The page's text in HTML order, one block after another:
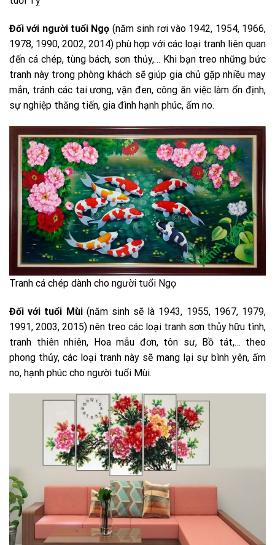
Đối với người tuổi Ngọ (năm sinh rơi vào 1942, 1954, 1966,
1978, 1990, 2002, 2014) phù hợp với các loại tranh liên quan
đến cá chép, tùng bách, sơn thủy,… Khi bạn treo những bức
tranh này trong phòng khách sẽ giúp gia chủ gặp nhiều may
mắn, tránh các tai ương, vận đen, công ăn việc làm ổn định,
sự nghiệp thăng tiến, gia đình hạnh phúc, ấm no.
Tranh cá chép dành cho người tuổi Ngọ
Đối với tuổi Mùi(năm sinh sẽ là 1943, 1955, 1967, 1979,
1991, 2003, 2015) nên treo các loại tranh sơn thủy hữu tình,
tranh thiên nhiên, Hoa mẫu đơn, tôn sư, Bồ tát,… theo
phong thủy, các loại tranh này sẽ mang lại sự bình yên, ấm
no, hạnh phúc cho người tuổi Mùi.